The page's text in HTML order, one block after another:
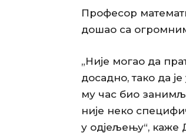
Професор
дошао са
„Није могао да
досадно, тако да
му час био
није неко
у одјељењу“, каже